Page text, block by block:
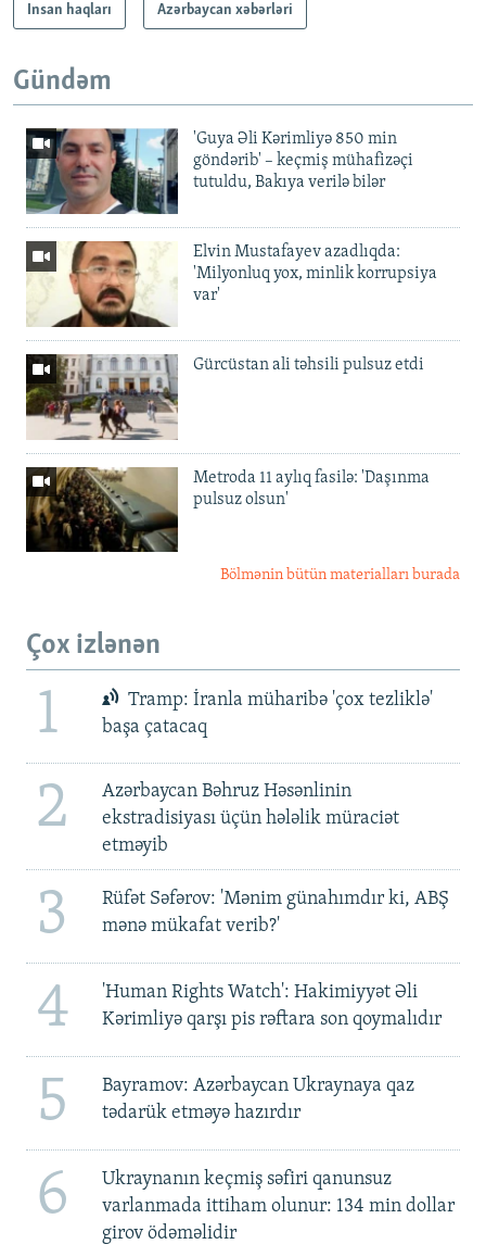
Insan haqları Azərbaycan xəbərləri
Gündəm
'Guya Əli Kərimliyə 850 min
göndərib' – keçmiş mühafizəçi
tutuldu, Bakıya verilə bilər
Elvin Mustafayev azadlıqda:
'Milyonluq yox, minlik korrupsiya
var'
Gürcüstan ali təhsili pulsuz etdi
Metroda 11 aylıq fasilə: 'Daşınma
pulsuz olsun'
Bölmənin bütün materialları burada
Çox izlənən
1
Tramp: İranla müharibə 'çox tezliklə'
başa çatacaq
2
Azərbaycan Bəhruz Həsənlinin
ekstradisiyası üçün hələlik müraciət
etməyib
3
Rüfət Səfərov: 'Mənim günahımdır ki, ABŞ
mənə mükafat verib?'
4
'Human Rights Watch': Hakimiyyət Əli
Kərimliyə qarşı pis rəftara son qoymalıdır
5
Bayramov: Azərbaycan Ukraynaya qaz
tədarük etməyə hazırdır
6
Ukraynanın keçmiş səfiri qanunsuz
varlanmada ittiham olunur: 134 min dollar
girov ödəməlidir